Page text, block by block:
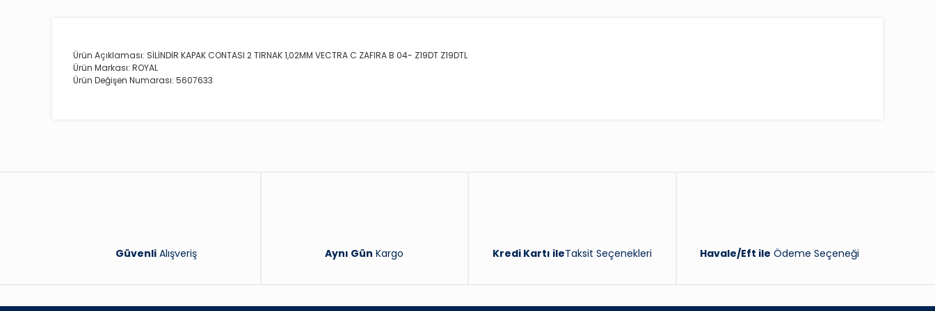
Ürün Açıklaması: SİLİNDİR KAPAK CONTASI 2 TIRNAK 1,02MM VECTRA C ZAFIRA B 04- Z19DT Z19DTL
Ürün Markası: ROYAL
Ürün Değişen Numarası: 5607633
GüvenliAlışveriş Aynı Gün Kargo Kredi Kartı ileTaksit Seçenekleri Havale/Eft ile Ödeme Seçeneği